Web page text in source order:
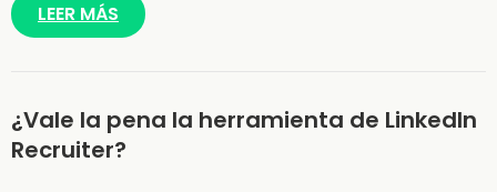
LEER MÁS
¿Vale la pena la herramienta de LinkedIn
Recruiter?